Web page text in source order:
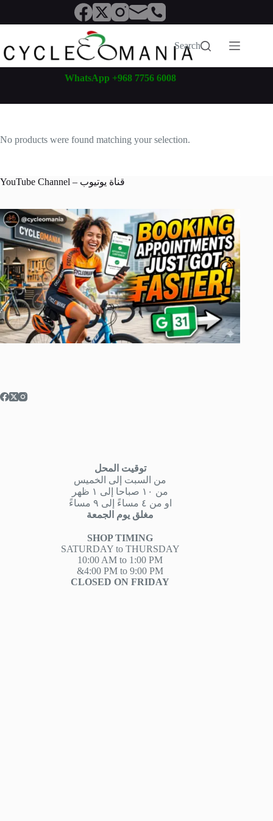
content
Search
WhatsApp +968 7756 6008
No products were found matching your selection.
YouTube Channel – قناة يوتيوب
توقيت المحل
من السبت إلى الخميس
من ١٠ صباحا إلى ١ ظهر
او من ٤ مساءً إلى ٩ مساءً
مغلق يوم الجمعة
SHOP TIMING
SATURDAY to THURSDAY
10:00 AM to 1:00 PM
&4:00 PM to 9:00 PM
CLOSED ON FRIDAY